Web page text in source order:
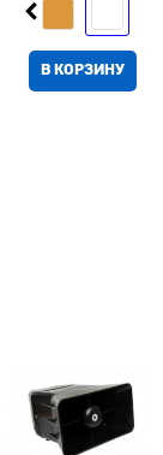
В КОРЗИНУ